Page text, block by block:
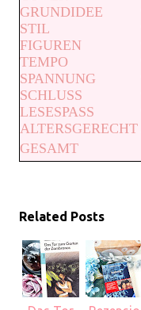
GRUNDIDEE
STIL
FIGUREN
TEMPO
SPANNUNG
SCHLUSS
LESESPASS
ALTERSGERECHT
GESAMT
Related Posts